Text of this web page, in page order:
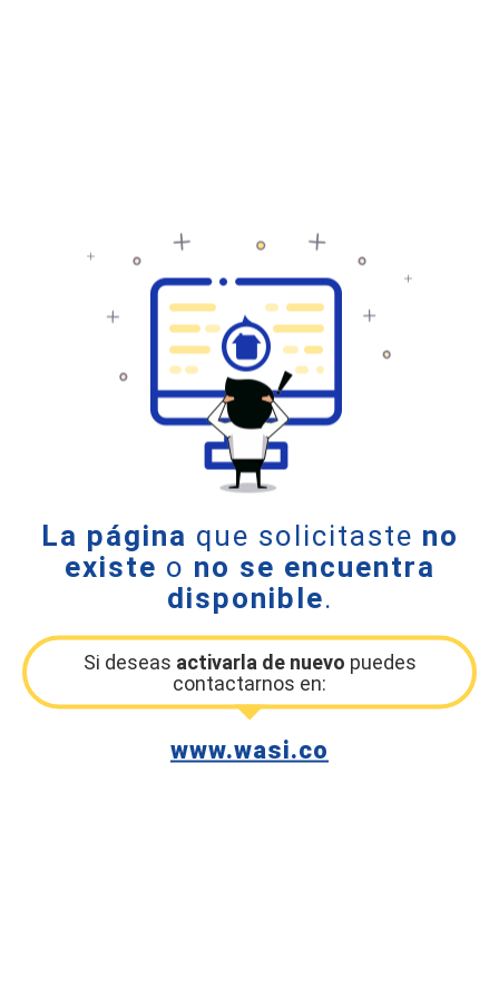
La página que solicitaste no
existe o no se encuentra
disponible.
Si deseas activarla de nuevo puedes
contactarnos en:
www.wasi.co